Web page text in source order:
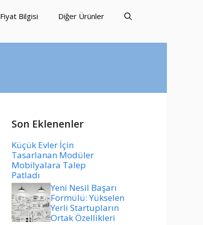
Fiyat Bilgisi Diğer Ürünler
Son Eklenenler
Küçük Evler İçin
Tasarlanan Modüler
Mobilyalara Talep
Patladı
Yeni Nesil Başarı
Formülü: Yükselen
Yerli Startupların
Ortak Özellikleri